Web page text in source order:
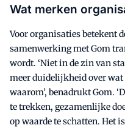
Wat merken
Voor organisaties betekent
samenwerking met Gom
wordt. ‘Niet in de zin van
meer duidelijkheid over
waarom’, benadrukt Gom.
te trekken, gezamenlijke
op waarde te schatten. Het